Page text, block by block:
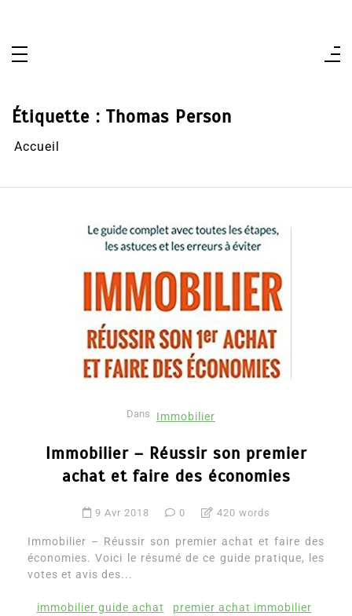
Étiquette : Thomas Person
Accueil
Dans Immobilier
Immobilier – Réussir son premier
achat et faire des économies
9 Avr 2018 0 420 words
Immobilier – Réussir son premier achat et faire des
économies. Voici le résumé de ce guide pratique, les
votes et avis des...
immobilier guide achat
premier achat immobilier